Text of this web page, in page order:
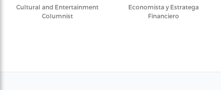
Cultural and Entertainment
Columnist
Economista y Estratega
Financiero